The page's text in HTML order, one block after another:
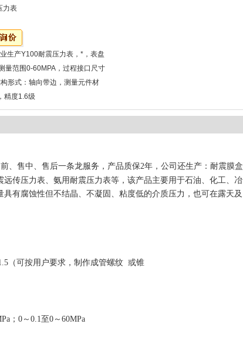
力表
生产Y100耐震压力表，*，表盘
量范围0-60MPA，过程接口尺寸
形式：轴向带边，测量元件材
精度1.6级
、售中、售后一条龙服务，产品质保2年，公司还生产：耐震膜盒
传压力表、氨用耐震压力表等，该产品主要用于石油、化工、冶
具有腐蚀性但不结晶、不凝固、粘度低的介质压力，也可在露天及
（可按用户要求，制作成管螺纹 或锥
；0～0.1至0～60MPa